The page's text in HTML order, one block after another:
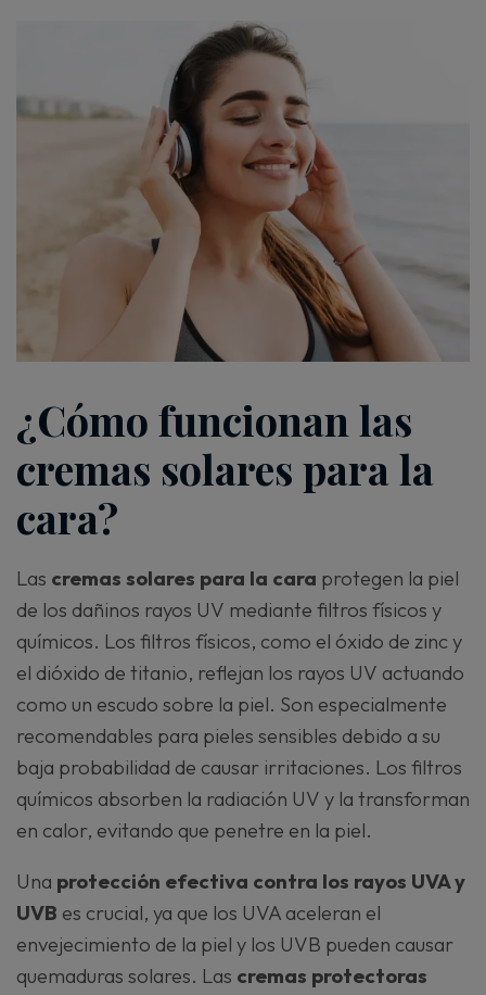
¿Cómo funcionan las
cremas solares para la
cara?
Las cremas solares para la cara protegen la piel
de los dañinos rayos UV mediante filtros físicos y
químicos. Los filtros físicos, como el óxido de zinc y
el dióxido de titanio, reflejan los rayos UV actuando
como un escudo sobre la piel. Son especialmente
recomendables para pieles sensibles debido a su
baja probabilidad de causar irritaciones. Los filtros
químicos absorben la radiación UV y la transforman
en calor, evitando que penetre en la piel.
Una protección efectiva contra los rayos UVA y
UVB es crucial, ya que los UVA aceleran el
envejecimiento de la piel y los UVB pueden causar
quemaduras solares. Las cremas protectoras